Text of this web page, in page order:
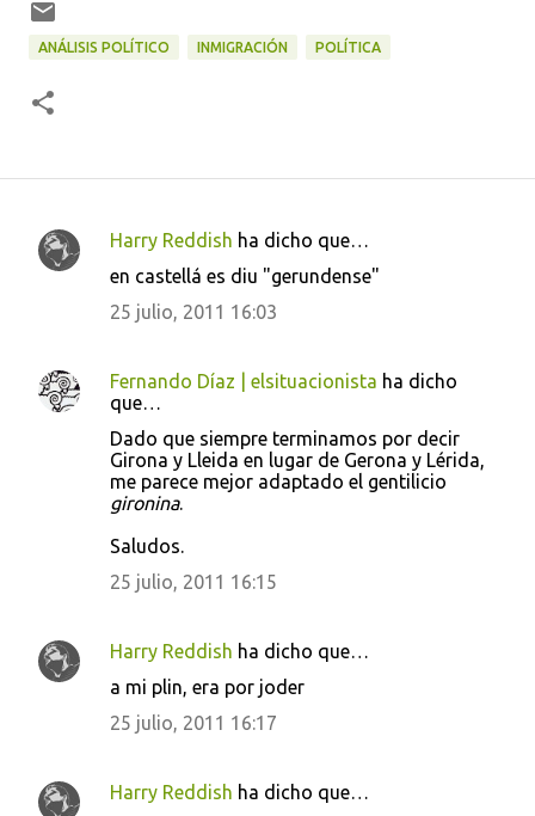
ANÁLISIS POLÍTICO INMIGRACIÓN POLÍTICA
C
n
Harry Reddish ha dicho que…
en castellá es diu "gerundense"
25 julio, 2011 16:03
Fernando Díaz | elsituacionista ha dicho
que…
Dado que siempre terminamos por decir
Girona y Lleida en lugar de Gerona y Lérida,
me parece mejor adaptado el gentilicio
gironina.
Saludos.
25 julio, 2011 16:15
Harry Reddish ha dicho que…
a mi plin, era por joder
25 julio, 2011 16:17
Harry Reddish ha dicho que…